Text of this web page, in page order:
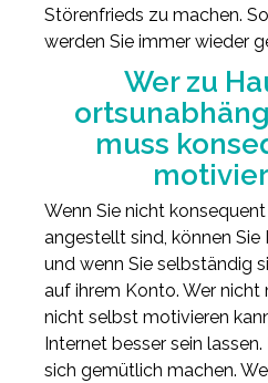
Störenfrieds zu machen.
werden Sie immer wieder
Wer zu
muss
Wenn Sie nicht
angestellt sind, können Sie
und wenn Sie selbständig
auf ihrem Konto. Wer
nicht selbst motivieren
Internet besser sein
sich gemütlich machen.